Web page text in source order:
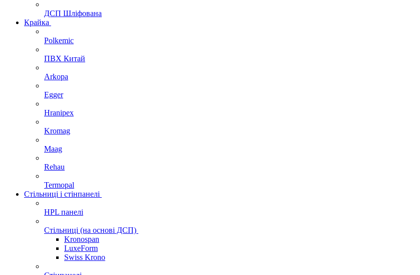
ДСП Шліфована
Крайка
Polkemic
ПВХ Китай
Arkopa
Egger
Hranipex
Kromag
Maag
Rehau
Termopal
Стільниці і стінпанелі
HPL панелі
Стільниці (на основі ДСП)
Kronospan
LuxeForm
Swiss Krono